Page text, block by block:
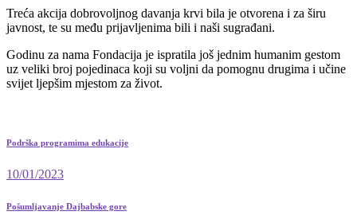
Treća akcija dobrovoljnog davanja krvi bila je otvorena i za širu
javnost, te su među prijavljenima bili i naši sugrađani.
Godinu za nama Fondacija je ispratila još jednim humanim gestom
uz veliki broj pojedinaca koji su voljni da pomognu drugima i učine
svijet ljepšim mjestom za život.
Podrška programima edukacije
10/01/2023
Pošumljavanje Dajbabske gore